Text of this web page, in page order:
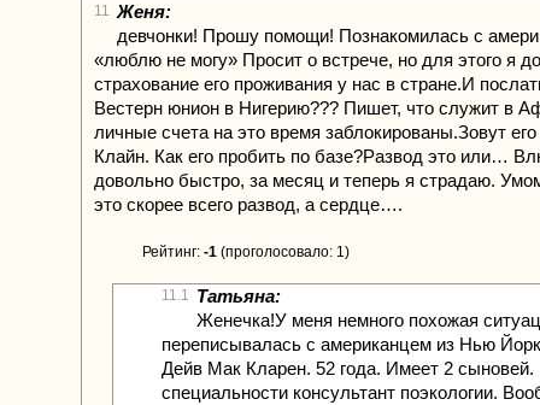
11 Женя:
девчонки! Прошу помощи! Познакомилась с
«люблю не могу» Просит о встрече, но для этого я
страхование его проживания у нас в стране.И
Вестерн юнион в Нигерию??? Пишет, что служит в
личные счета на это время заблокированы.Зовут
Клайн. Как его пробить по базе?Развод это или…
довольно быстро, за месяц и теперь я страдаю.
это скорее всего развод, а сердце….
Рейтинг: -1 (проголосовало: 1)
11.1 Татьяна:
Женечка!У меня немного похожая
переписывалась с американцем из Нью
Дейв Мак Кларен. 52 года. Имеет 2 сыновей.
специальности консультант поэкологии.